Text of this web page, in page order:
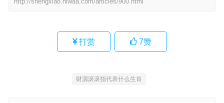
打赏 7赞
财源滚滚指代表什么生肖